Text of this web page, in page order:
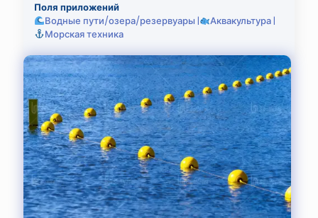
Поля приложений
Водные пути/озера/резервуары |
Аквакультура |
Морская техника